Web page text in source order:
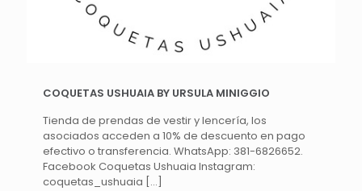
COQUETAS USHUAIA BY URSULA MINIGGIO
Tienda de prendas de vestir y lencería, los
asociados acceden a 10% de descuento en pago
efectivo o transferencia. WhatsApp: 381-6826652.
Facebook Coquetas Ushuaia Instagram:
coquetas_ushuaia […]